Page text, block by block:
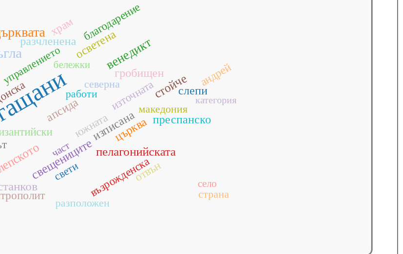
венедикт
пелагонийската
свещениците
стойче
апсида
гробищен
изписана
осветена
отвън
преспанско
разчленена
слепи
църква
андрей
благодарение
възрожденска
източната
храм
южната
македония
работи
разположен
свети
северна
страна
управлениетобележки
село
част
категория